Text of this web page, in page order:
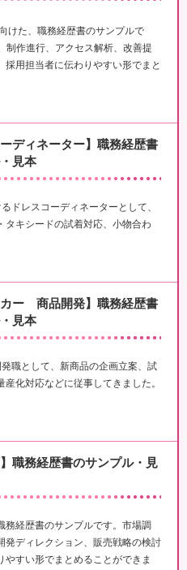
けた、職務経歴書のサンプルで
制作進行、アクセス解析、改善提
用担当者に伝わりやすい形でまと
ーディネーター】職務経歴書
見本
ドレスコーディネーターとして、
タキシードの試着対応、小物合わ
カー 商品開発】職務経歴書
見本
職として、新商品の企画立案、試
化対応などに従事してきました。
】職務経歴書のサンプル・見
経歴書のサンプルです。市場調
発ディレクション、販売戦略の検討
すい形でまとめることができま